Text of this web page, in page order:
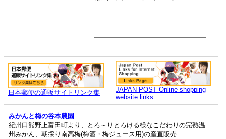
日本郵便の通販サイトリンク集
JAPAN POST Online shopping
website links
みかんと梅の谷本農園
紀州口熊野上富田町より、とろ～りとろける様なこだわりの完熟温
州みかん、朝採り南高梅(梅酒・梅ジュース用)の産直販売